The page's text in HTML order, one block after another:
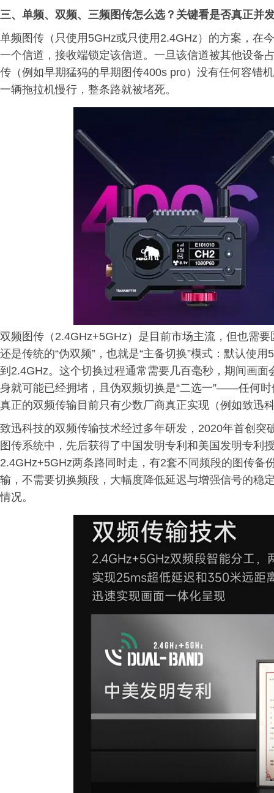
三、单频、双频、三频图传怎么选？关键看是否真正并
单频图传（只使用5GHz或只使用2.4GHz）的方案，在
一个信道，接收端锁定该信道。一旦该信道被其他设备
传（例如早期猛犸的早期图传400s pro）没有任何容错
一辆拖拉机慢行，整条路就被堵死。
双频图传（2.4GHz+5GHz）是目前市场主流，但也需
还是传统的“伪双频”，也就是“主备切换”模式：默认使
到2.4GHz。这个切换过程通常需要几百毫秒，期间画
身就可能已经拥堵，且伪双频切换是“二选一”——任何
真正的双频传输目前只有少数厂商真正实现（例如致迅
致迅科技的双频传输技术经过多年研发，2020年首创
图传系统中，先后获得了中国发明专利和美国发明专利
2.4GHz+5GHz两条路同时走，有2套不同频段的图传备
输，不需要切换频段，大幅度降低延迟与增强信号的稳
情况。